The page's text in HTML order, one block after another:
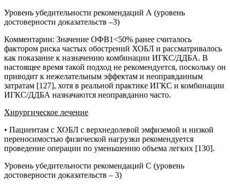
Уровень убедительности рекомендаций А (уровень
достоверности доказательств –3)
Комментарии: Значение ОФВ1<50% ранее считалось
фактором риска частых обострений ХОБЛ и рассматривалось
как показание к назначению комбинации ИГКС/ДДБА. В
настоящее время такой подход не рекомендуется, поскольку он
приводит к нежелательным эффектам и неоправданным
затратам [127], хотя в реальной практике ИГКС и комбинации
ИГКС/ДДБА назначаются неоправданно часто.
Хирургическое лечение
• Пациентам с ХОБЛ с верхнедолевой эмфиземой и низкой
переносимостью физической нагрузки рекомендуется
проведение операции по уменьшению объема легких [130].
Уровень убедительности рекомендаций С (уровень
достоверности доказательств – 3)